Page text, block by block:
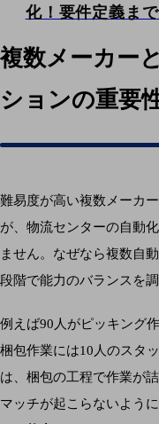
化！要件定義ま
複数メーカー
ションの重要
難易度が高い複数メーカ
が、物流センターの自動
ません。なぜなら複数自
段階で能力のバランスを
例えば90人がピッキング
梱包作業には10人のスタ
は、梱包の工程で作業が
マッチが起こらないよう